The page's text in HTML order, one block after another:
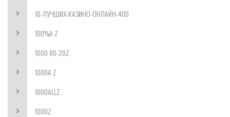
10-ЛУЧШИХ-КАЗИНО-ОНЛАЙН-400
100%A Z
1000 80-20Z
1000A Z
1000ALLZ
1000Z